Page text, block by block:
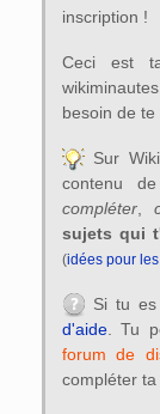
inscription !
Ceci est
besoin de te
Sur
contenu
compléter,
sujets qui
(idées pour
Si tu es
d'aide. Tu
forum de
compléter ta